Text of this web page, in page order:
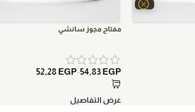
مفتاح مجوز سانشي
52,28 EGP–54,83 EGP
عرض التفاصيل